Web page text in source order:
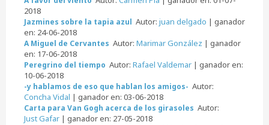
2018
Jazmines sobre la tapia azul Autor: juan delgado | ganador
en: 24-06-2018
A Miguel de Cervantes Autor: Marimar González | ganador
en: 17-06-2018
Peregrino del tiempo Autor: Rafael Valdemar | ganador en:
10-06-2018
-y hablamos de eso que hablan los amigos- Autor:
Concha Vidal | ganador en: 03-06-2018
Carta para Van Gogh acerca de los girasoles Autor:
Just Gafar | ganador en: 27-05-2018